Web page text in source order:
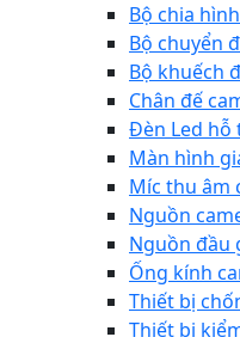
Bộ chia
Bộ chuyển
Bộ khuếch
Chân đế
Đèn Led hỗ
Màn hình
Míc thu âm
Nguồn
Nguồn đầu
Ống kính
Thiết bị
Thiết bị